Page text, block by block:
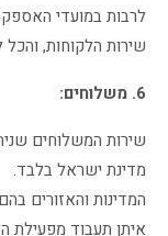
לרבות במועדי
שירות הלקוחות,
6. משלוחים:
שירות המשלוחים
מדינת ישראל בלבד.
המדינות והאזורים
איתן תעבוד מפעילת